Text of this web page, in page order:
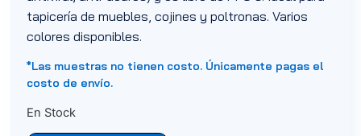
tapicería de muebles, cojines y poltronas. Varios
colores disponibles.
*Las muestras no tienen costo. Únicamente pagas el
costo de envío.
En Stock